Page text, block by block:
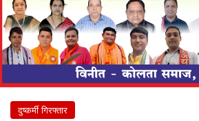
दुष्कर्मी गिरफ्तार